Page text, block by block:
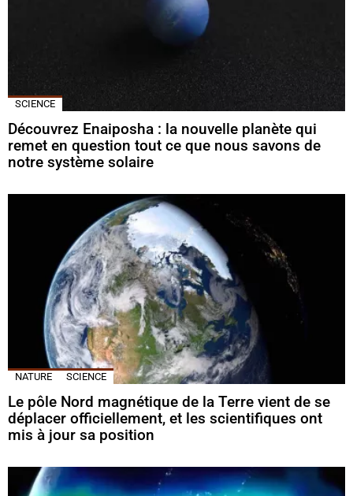
SCIENCE
Découvrez Enaiposha : la nouvelle planète qui
remet en question tout ce que nous savons de
notre système solaire
NATURE SCIENCE
Le pôle Nord magnétique de la Terre vient de se
déplacer officiellement, et les scientifiques ont
mis à jour sa position